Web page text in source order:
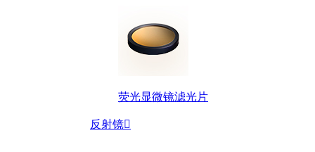
荧光显微镜滤光片
反射镜